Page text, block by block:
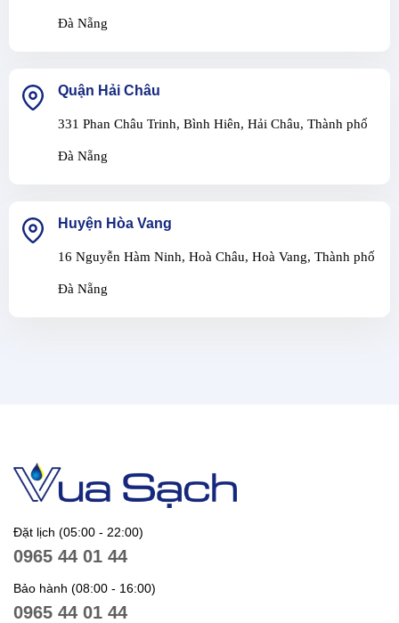
Đà Nẵng
Quận Hải Châu
331 Phan Châu Trinh, Bình Hiên, Hải Châu, Thành phố
Đà Nẵng
Huyện Hòa Vang
16 Nguyễn Hàm Ninh, Hoà Châu, Hoà Vang, Thành phố
Đà Nẵng
Đặt lịch (05:00 - 22:00)
0965 44 01 44
Bảo hành (08:00 - 16:00)
0965 44 01 44